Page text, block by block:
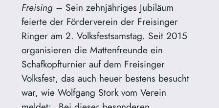
Freising – Sein zehnjähriges Jubiläum
feierte der Förderverein der Freisinger
Ringer am 2. Volksfestsamstag. Seit 2015
organisieren die Mattenfreunde ein
Schafkopfturnier auf dem Freisinger
Volksfest, das auch heuer bestens besucht
war, wie Wolfgang Stork vom Verein